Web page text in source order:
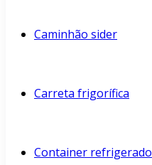
Caminhão sider
Carreta frigorífica
Container refrigerado